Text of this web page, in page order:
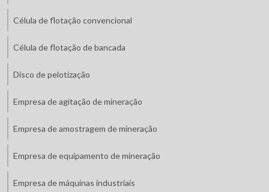
Célula de flotação convencional
Célula de flotação de bancada
Disco de pelotização
Empresa de agitação de mineração
Empresa de amostragem de mineração
Empresa de equipamento de mineração
Empresa de máquinas industriais